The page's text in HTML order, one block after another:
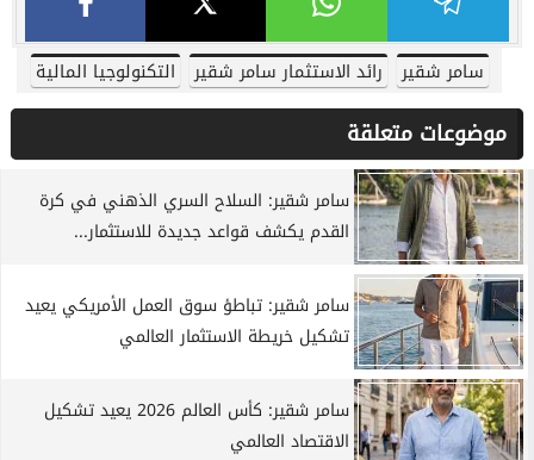
سامر شقير رائد الاستثمار سامر شقير التكنولوجيا المالية
موضوعات متعلقة
سامر شقير: السلاح السري الذهني في كرة
القدم يكشف قواعد جديدة للاستثمار...
سامر شقير: تباطؤ سوق العمل الأمريكي يعيد
تشكيل خريطة الاستثمار العالمي
سامر شقير: كأس العالم 2026 يعيد تشكيل
الاقتصاد العالمي